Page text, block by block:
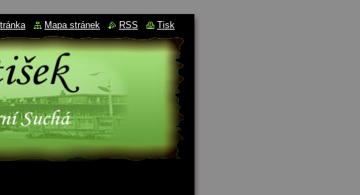
Mapa stránek RSS Tisk